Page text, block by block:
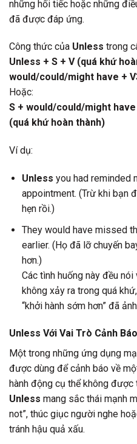
những hối tiếc hoặc những
đã được đáp ứng.
Công thức của Unless trong
Unless + S + V (quá khứ
would/could/might have +
Hoặc:
S + would/could/might
(quá khứ hoàn thành)
Ví dụ:
Unless you had reminded
appointment. (Trừ khi bạn
hẹn rồi.)
They would have missed
earlier. (Họ đã lỡ chuyến
hơn.)
Các tình huống này đều
không xảy ra trong quá
“khởi hành sớm hơn” đã
Unless Với Vai Trò Cảnh
Một trong những ứng dụng
được dùng để cảnh báo về
hành động cụ thể không được
Unless mang sắc thái mạnh
not”, thúc giục người nghe
tránh hậu quả xấu.